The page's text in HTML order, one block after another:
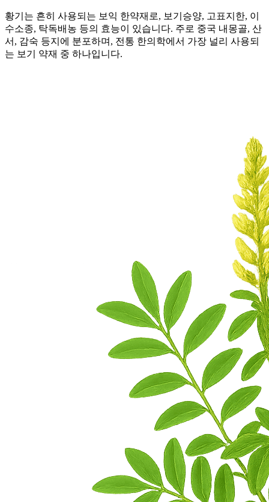
황기는 흔히 사용되는 보익 한약재로, 보기승양, 고표지한, 이
수소종, 탁독배농 등의 효능이 있습니다. 주로 중국 내몽골, 산
서, 감숙 등지에 분포하며, 전통 한의학에서 가장 널리 사용되
는 보기 약재 중 하나입니다.